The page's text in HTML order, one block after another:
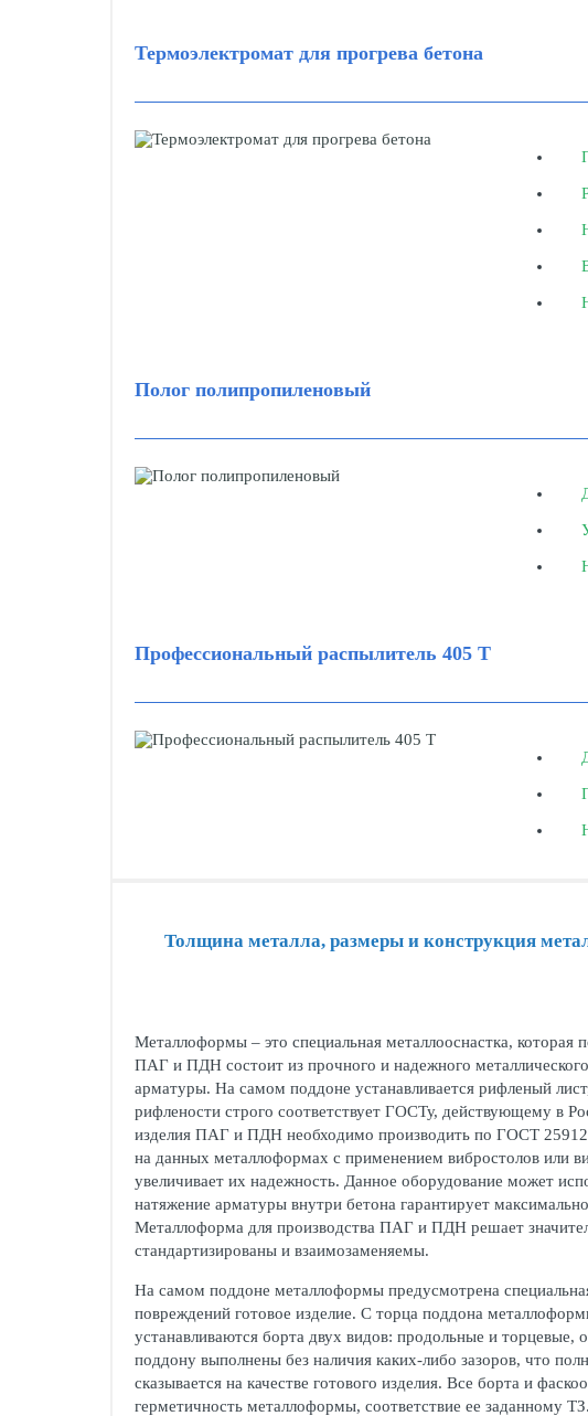
Термоэлектромат для прогрева бетона
Полог полипропиленовый
Профессиональный распылитель 405 Т
Толщина металла, размеры и конструкция
Металлоформы – это специальная металлооснастка,
ПАГ и ПДН состоит из прочного и надежного
арматуры. На самом поддоне устанавливается рифленый
рифлености строго соответствует ГОСТу, действующему в
изделия ПАГ и ПДН необходимо производить по ГОСТ
на данных металлоформах с применением вибростолов или
увеличивает их надежность. Данное оборудование может
натяжение арматуры внутри бетона гарантирует
Металлоформа для производства ПАГ и ПДН решает
стандартизированы и взаимозаменяемы.
На самом поддоне металлоформы предусмотрена
повреждений готовое изделие. С торца поддона
устанавливаются борта двух видов: продольные и
поддону выполнены без наличия каких-либо зазоров, что
сказывается на качестве готового изделия. Все борта и
герметичность металлоформы, соответствие ее заданному